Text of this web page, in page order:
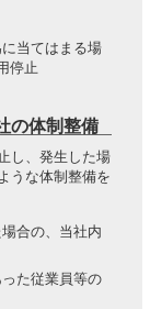
当てはまる場
停止
の体制整備
し、発生した場
うな体制整備を
合の、当社内
た従業員等の